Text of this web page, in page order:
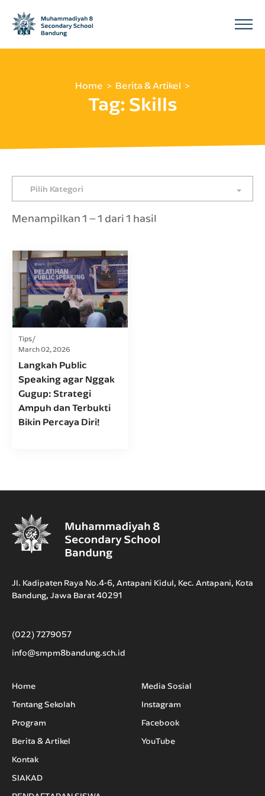
Home Berita & Artikel
Tag:Skills
Pilih Kategori
Menampilkan 1 – 1 dari 1 hasil
Tips
March 02, 2026
Langkah Public
Speaking agar Nggak
Gugup: Strategi
Ampuh dan Terbukti
Bikin Percaya Diri!
Jl. Kadipaten Raya No.4-6, Antapani Kidul, Kec. Antapani, Kota
Bandung, Jawa Barat 40291
(022) 7279057
info@smpm8bandung.sch.id
Home
Tentang Sekolah
Program
Berita & Artikel
Kontak
SIAKAD
Media Sosial
Instagram
Facebook
YouTube